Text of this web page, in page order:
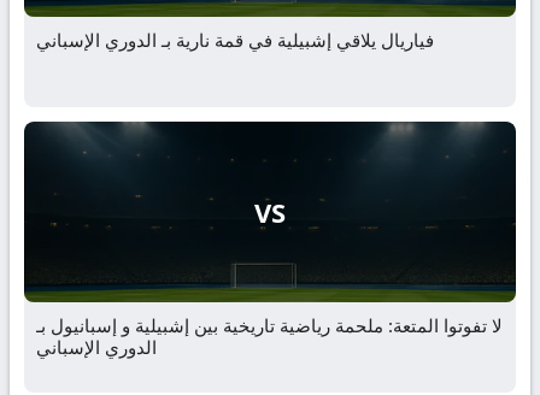
فياريال يلاقي إشبيلية في قمة نارية بـ الدوري الإسباني
VS
لا تفوتوا المتعة: ملحمة رياضية تاريخية بين إشبيلية و إسبانيول بـ
الدوري الإسباني